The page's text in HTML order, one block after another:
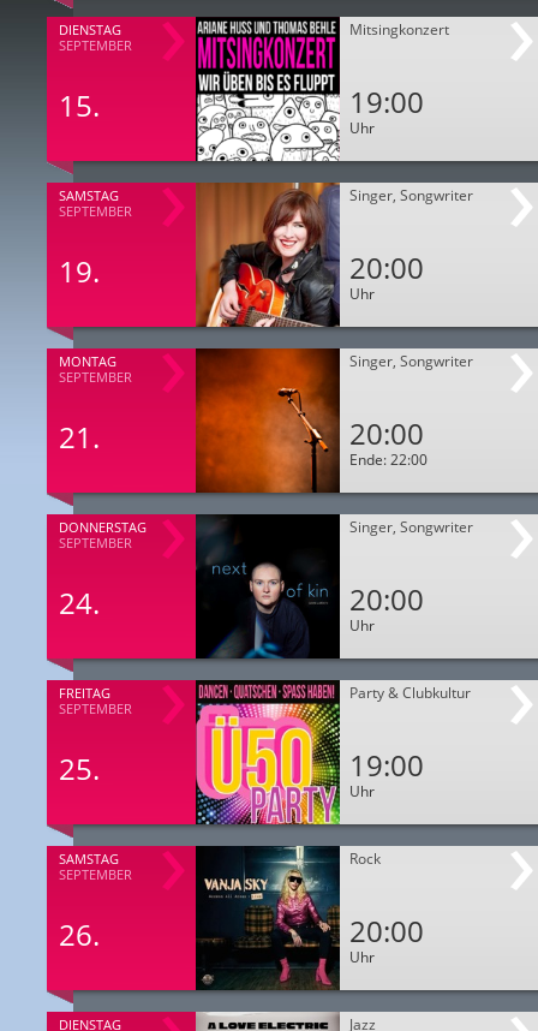
DIENSTAG
SEPTEMBER
15.
Mitsingkonzert
19:00
Uhr
SAMSTAG
SEPTEMBER
19.
Singer, Songwriter
20:00
Uhr
MONTAG
SEPTEMBER
21.
Singer, Songwriter
20:00
Ende: 22:00
DONNERSTAG
SEPTEMBER
24.
Singer, Songwriter
20:00
Uhr
FREITAG
SEPTEMBER
25.
Party & Clubkultur
19:00
Uhr
SAMSTAG
SEPTEMBER
26.
Rock
20:00
Uhr
DIENSTAG
Jazz